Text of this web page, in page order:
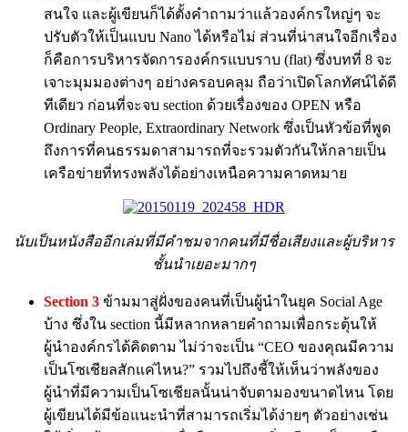
สนใจ และผู้เขียนก็ได้ตั้งคำถามว่าแล้วองค์กรใหญ่ๆ จะ
ปรับตัวให้เป็นแบบ Nano ได้หรือไม่ ส่วนที่น่าสนใจอีกเรื่อง
ก็คือการบริหารจัดการองค์กรแบบราบ (flat) ซึ่งบทที่ 8 จะ
เจาะมุมมองต่างๆ อย่างครอบคลุม ถือว่าเปิดโลกทัศน์ได้ดี
ทีเดียว ก่อนที่จะจบ section ด้วยเรื่องของ OPEN หรือ
Ordinary People, Extraordinary Network ซึ่งเป็นหัวข้อที่พูด
ถึงการที่คนธรรมดาสามารถที่จะรวมตัวกันให้กลายเป็น
เครือข่ายที่ทรงพลังได้อย่างเหนือความคาดหมาย
นับเป็นหนังสืออีกเล่มที่มีคำชมจากคนที่มีชื่อเสียงและผู้บริหาร
ชั้นนำเยอะมากๆ
Section 3 ข้ามมาสู่ฝั่งของคนที่เป็นผู้นำในยุค Social Age
บ้าง ซึ่งใน section นี้มีหลากหลายคำถามเพื่อกระตุ้นให้
ผู้นำองค์กรได้คิดตาม ไม่ว่าจะเป็น “CEO ของคุณมีความ
เป็นโซเชียลสักแค่ไหน?” รวมไปถึงชี้ให้เห็นว่าพลังของ
ผู้นำที่มีความเป็นโซเชียลนั้นน่าจับตามองขนาดไหน โดย
ผู้เขียนได้มีข้อแนะนำที่สามารถเริ่มได้ง่ายๆ ตัวอย่างเช่น